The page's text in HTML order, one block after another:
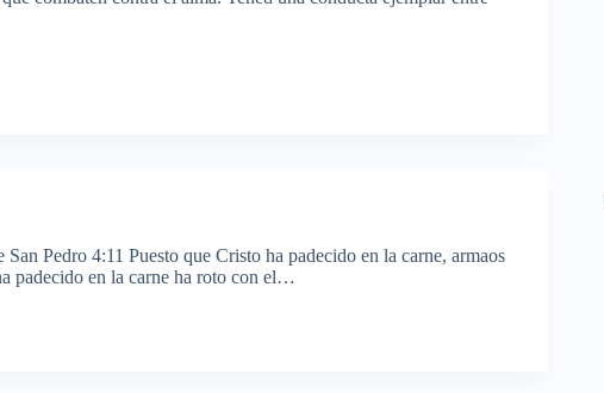
Pedro 4:11 Puesto que Cristo ha padecido en la carne, armaos
padecido en la carne ha roto con el…